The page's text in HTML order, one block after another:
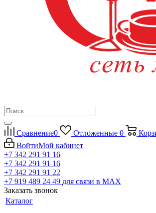
Сравнение0 Отложенные 0
ВойтиМой кабинет
+7 342 291 91 16
+7 342 291 91 16
+7 342 291 91 22
+7 919 489 24 49 для связи в МАХ
Заказать звонок
Каталог